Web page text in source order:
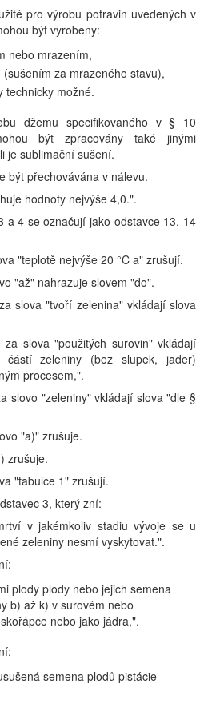
pro výrobu potravin uvedených v
být vyrobeny:
nebo mrazením,
za mrazeného stavu),
technicky možné.
džemu specifikovaného v § 10
být zpracovány také jinými
je sublimační sušení.
být přechovávána v nálevu.
hodnoty nejvýše 4,0.".
a 4 se označují jako odstavce 13, 14
"teplotě nejvýše 20 °C a" zrušují.
"až" nahrazuje slovem "do".
slova "tvoří zelenina" vkládají slova
slova "použitých surovin" vkládají
zeleniny (bez slupek, jader)
procesem,".
slovo "zeleniny" vkládají slova "dle §
"a)" zrušuje.
zrušuje.
"tabulce 1" zrušují.
3, který zní:
v jakémkoliv stadiu vývoje se u
zeleniny nesmí vyskytovat.".
plody plody nebo jejich semena
b) až k) v surovém nebo
nebo jako jádra,".
semena plodů pistácie